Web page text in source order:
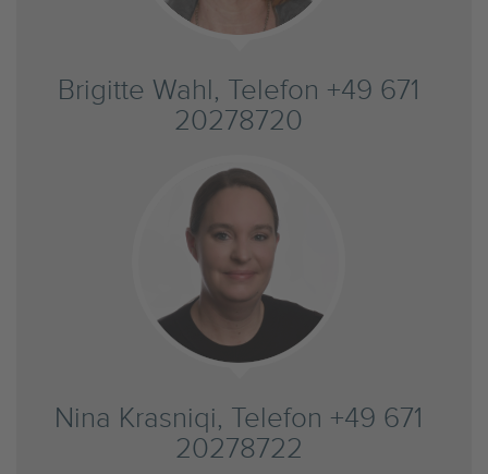
Brigitte Wahl, Telefon +49 671
20278720
Nina Krasniqi, Telefon +49 671
20278722